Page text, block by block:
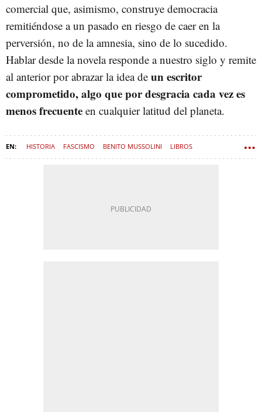
comercial que, asimismo, construye democracia
remitiéndose a un pasado en riesgo de caer en la
perversión, no de la amnesia, sino de lo sucedido.
Hablar desde la novela responde a nuestro siglo y remite
al anterior por abrazar la idea de un escritor
comprometido, algo que por desgracia cada vez es
menos frecuente en cualquier latitud del planeta.
HISTORIA FASCISMO BENITO MUSSOLINI LIBROS